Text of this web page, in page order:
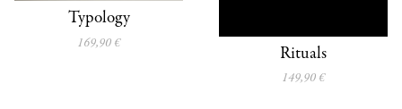
Typology
169,90 € Rituals
149,90 €